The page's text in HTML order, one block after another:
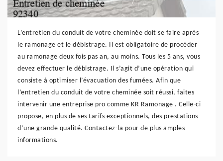
L’entretien du conduit de votre cheminée doit se faire après
le ramonage et le débistrage. Il est obligatoire de procéder
au ramonage deux fois pas an, au moins. Tous les 5 ans, vous
devez effectuer le débistrage. Il s’agit d’une opération qui
consiste à optimiser l’évacuation des fumées. Afin que
l’entretien du conduit de votre cheminée soit réussi, faites
intervenir une entreprise pro comme KR Ramonage . Celle-ci
propose, en plus de ses tarifs exceptionnels, des prestations
d’une grande qualité. Contactez-la pour de plus amples
informations.